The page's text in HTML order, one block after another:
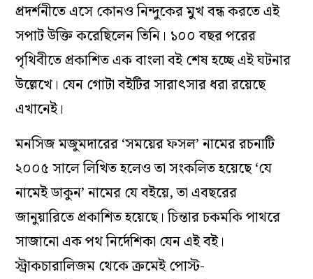
প্রদর্শনীতে এসে কোনও নিন্দুকের মুখ বন্ধ করতে এই
সপাট উক্তি করেছিলেন তিনি। ১০০ বছর পরের
পৃথিবীতে প্রকাশিত এক বাংলা বই শেষ হচ্ছে এই ঘটনার
উল্লেখে। যেন গোটা বইটির সারাৎসার ধরা রয়েছে
এখানেই।
মনসিজ মজুমদারের ‘সময়ের ফসল’ নামের রচনাটি
২০০৫ সালে লিখিত হলেও তা সংকলিত হয়েছে ‘যে
নামেই ডাকুন’ নামের যে বইয়ে, তা এবছরের
জানুয়ারিতে প্রকাশিত হয়েছে। চিন্তার চকমকি পাথরে
সাজানো এক পথ নির্দেশিকা যেন এই বই।
স্ট্রাকচারালিজম থেকে ক্রমেই পোস্ট-